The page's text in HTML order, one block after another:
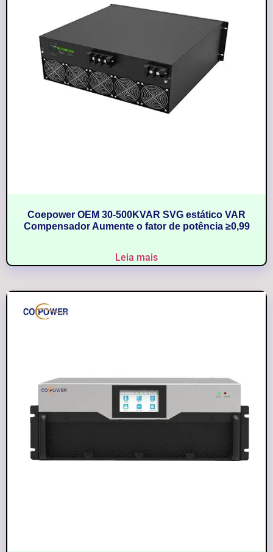
Coepower OEM 30-500KVAR SVG estático VAR
Compensador Aumente o fator de potência ≥0,99
Leia mais